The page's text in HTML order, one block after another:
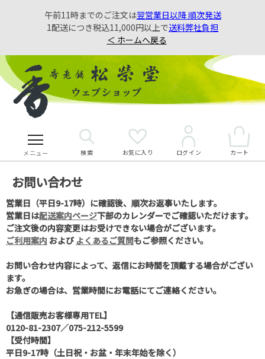
午前11時までのご注文は翌営業日以降 順次発送
1配送につき税込11,000円以上で送料弊社負担
＜ ホームへ戻る
メニュー 検索 お気に入り ログイン カート
お問い合わせ
営業日（平日9-17時）に確認後、順次お返事いたします。
営業日は配送案内ページ下部のカレンダーでご確認いただけます。
ご注文後の内容変更はお受けできない場合がございます。
ご利用案内 および よくあるご質問もご参照ください。
お問い合わせ内容によって、返信にお時間を頂戴する場合がござい
ます。
お急ぎの場合は、営業時間にお電話にてご連絡ください。
【通信販売お客様専用TEL】
0120-81-2307／075-212-5599
【受付時間】
平日9-17時（土日祝・お盆・年末年始を除く）